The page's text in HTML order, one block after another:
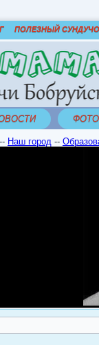
ПОЛЕЗНЫЙ
-- Наш город --